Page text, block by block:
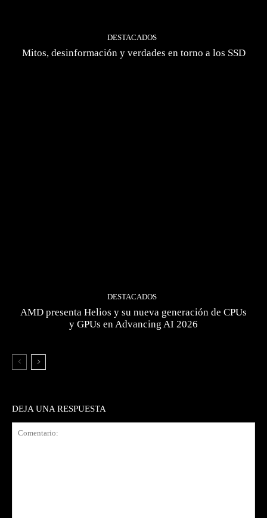
DESTACADOS
Mitos, desinformación y verdades en torno a los SSD
DESTACADOS
AMD presenta Helios y su nueva generación de CPUs
y GPUs en Advancing AI 2026
DEJA UNA RESPUESTA